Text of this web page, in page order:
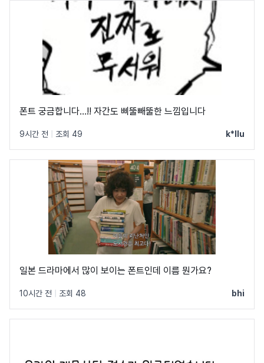
폰트 궁금합니다…!! 자간도 삐뚤빼뚤한 느낌입니다
9시간 전 조회 49 k*llu
일본 드라마에서 많이 보이는 폰트인데 이름 뭔가요?
10시간 전 조회 48 bhi